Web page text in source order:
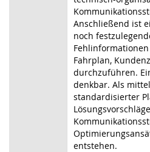
Anschließend ist
noch
Fahrplan,
durchzuführen.
denkbar. Als
standardisierter
entstehen.